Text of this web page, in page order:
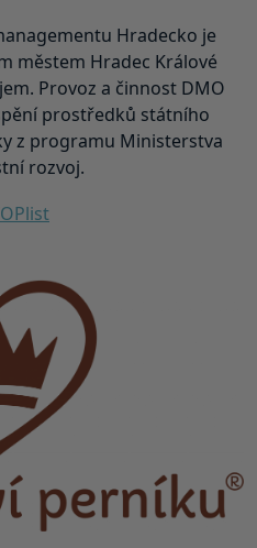
Hradecko je
městem Hradec Králové
Provoz a činnost DMO
prostředků státního
z programu Ministerstva
rozvoj.